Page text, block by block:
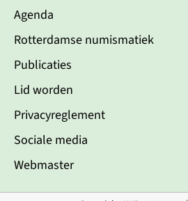
Agenda
Rotterdamse numismatiek
Publicaties
Lid worden
Privacyreglement
Sociale media
Webmaster